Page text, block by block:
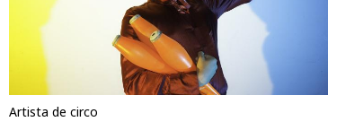
Artista de circo